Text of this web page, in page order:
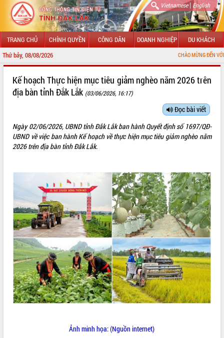
Vietnamese| English
TRANG CHỦ CHÍNH QUYỀN CÔNG DÂN DOANH NGHIỆP DU KHÁCH
Thứ bảy, 08/08/2026 CHÀO MỪNG ĐẾN VỚI CỔNG
LÃNH ĐẠO UBND TỈNH
SỞ, BAN, NGÀNH
HỆ THỐNG VĂN BẢN
VĂN BẢN HĐND TỈNH
ĐIỂM TIN VĂN BẢN
QUY HOẠCH - KẾ HOẠCH
Kế hoạch Thực hiện mục tiêu giảm nghèo năm 2026 trên
địa bàn tỉnh Đắk Lắk (03/06/2026, 16:17)
Đọc bài viết
Ngày 02/06/2026, UBND tỉnh Đắk Lắk ban hành Quyết định số 1697/QĐ-
UBND về việc ban hành Kế hoạch về thực hiện mục tiêu giảm nghèo năm
2026 trên địa bàn tỉnh Đắk Lắk.
Ảnh minh họa: (Nguồn internet)